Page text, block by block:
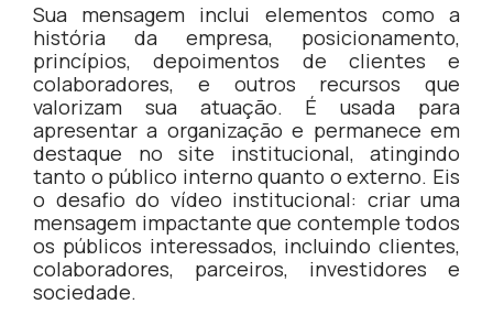
Sua mensagem inclui elementos como a
história da empresa, posicionamento,
princípios, depoimentos de clientes e
colaboradores, e outros recursos que
valorizam sua atuação. É usada para
apresentar a organização e permanece em
destaque no site institucional, atingindo
tanto o público interno quanto o externo. Eis
o desafio do vídeo institucional: criar uma
mensagem impactante que contemple todos
os públicos interessados, incluindo clientes,
colaboradores, parceiros, investidores e
sociedade.